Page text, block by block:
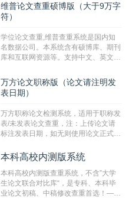
维普论文查重硕博版（大于9万字
符）
学位论文查重,维普查重系统是国内知
名数据公司。本系统含有硕博库、期刊
库和互联网资源等。支持中文、英文、
定院校！！！
万方论文职称版（论文请注明发
表日期）
万方职称论文检测系统，适用于职称发
表/未发表论文查重，注：上传论文请
标注发表日期，如无则使用论文正式发
成时间作为发表日期。
本科高校内测版系统
本科高校内测版查重系统，不含”大学
生论文联合对比库“，是专科、本科毕
业论文初稿、中稿修改查重首选！——